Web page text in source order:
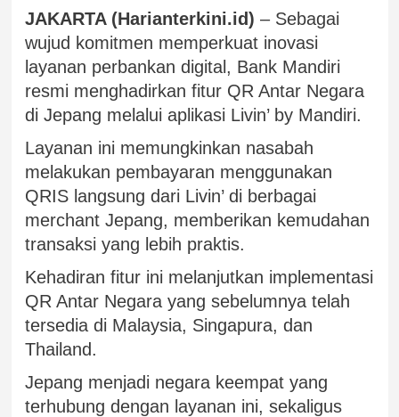
JAKARTA (Harianterkini.id) – Sebagai
wujud komitmen memperkuat inovasi
layanan perbankan digital, Bank Mandiri
resmi menghadirkan fitur QR Antar Negara
di Jepang melalui aplikasi Livin’ by Mandiri.
Layanan ini memungkinkan nasabah
melakukan pembayaran menggunakan
QRIS langsung dari Livin’ di berbagai
merchant Jepang, memberikan kemudahan
transaksi yang lebih praktis.
Kehadiran fitur ini melanjutkan implementasi
QR Antar Negara yang sebelumnya telah
tersedia di Malaysia, Singapura, dan
Thailand.
Jepang menjadi negara keempat yang
terhubung dengan layanan ini, sekaligus